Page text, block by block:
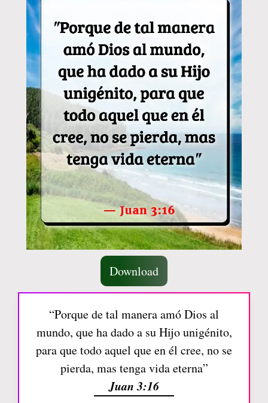
Download
“Porque de tal manera amó Dios al
mundo, que ha dado a su Hijo unigénito,
para que todo aquel que en él cree, no se
pierda, mas tenga vida eterna”
Juan 3:16